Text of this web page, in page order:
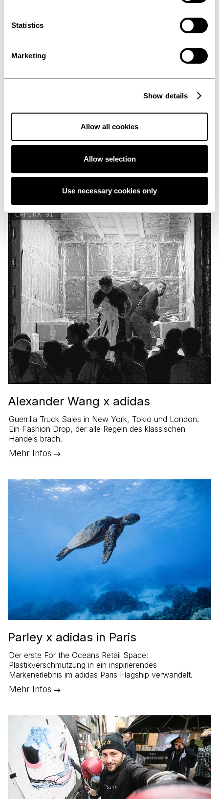
Statistics
Marketing
Show details
Allow all cookies
Allow selection
Use necessary cookies only
72 Stunden adidas Football Markenerlebnis in Madrid
Straßenfußball, echte Stars, echte Energie.
Alexander Wang x adidas
Guerrilla Truck Sales in New York, Tokio und London.
Ein Fashion Drop, der alle Regeln des klassischen
Handels brach.
Mehr Infos
Parley x adidas in Paris
Der erste For the Oceans Retail Space:
Plastikverschmutzung in ein inspirierendes
Markenerlebnis im adidas Paris Flagship verwandelt.
Mehr Infos